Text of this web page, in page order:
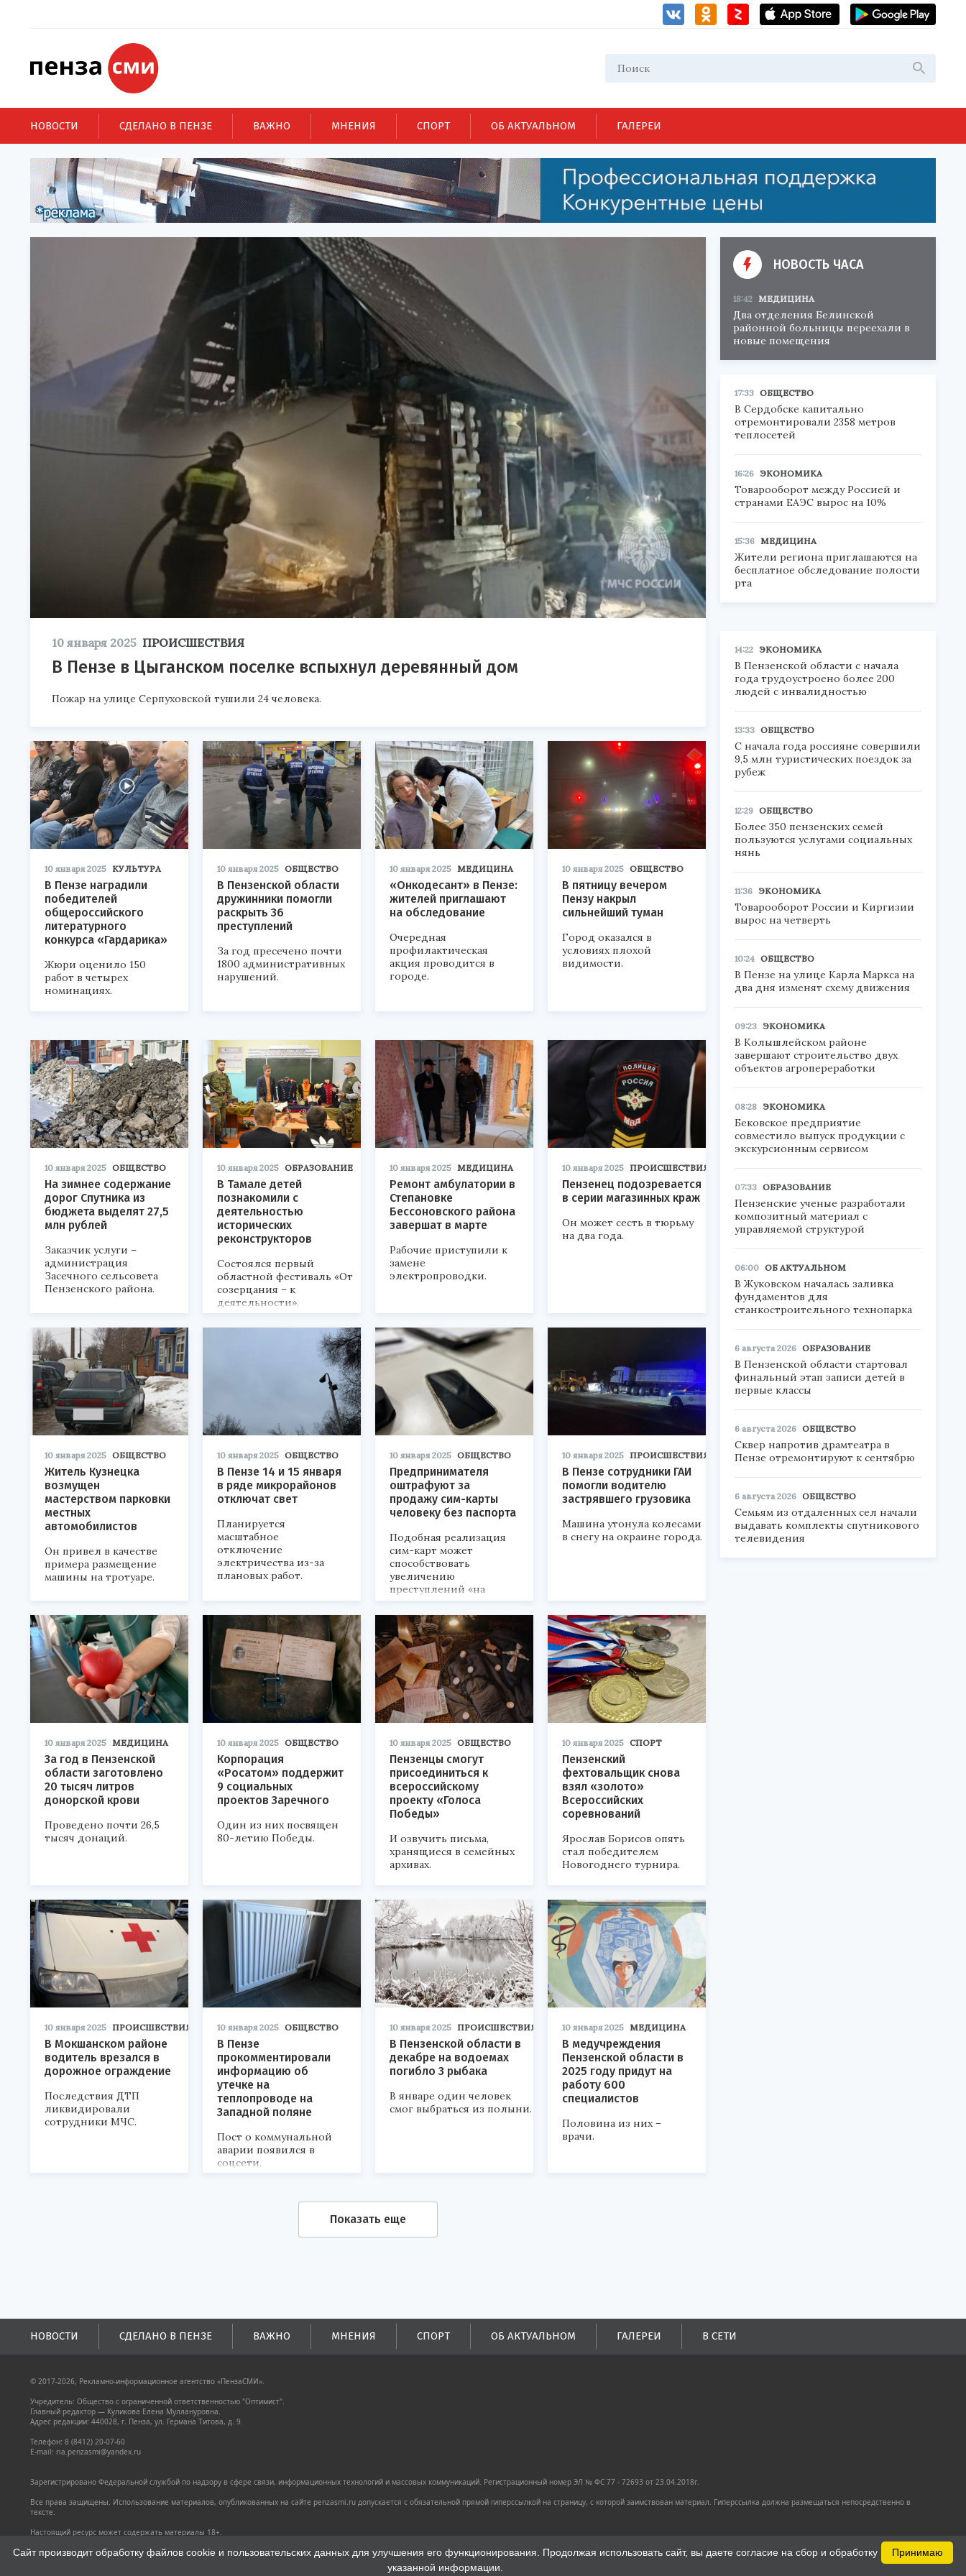
НОВОСТИ СДЕЛАНО В ПЕНЗЕ ВАЖНО МНЕНИЯ СПОРТ ОБ АКТУАЛЬНОМ ГАЛЕРЕИ
10 января 2025 ПРОИСШЕСТВИЯ
В Пензе в Цыганском поселке вспыхнул деревянный дом
Пожар на улице Серпуховской тушили 24 человека.
10 января 2025 КУЛЬТУРА
В Пензе наградили
победителей
общероссийского
литературного
конкурса «Гардарика»
Жюри оценило 150
работ в четырех
номинациях.
10 января 2025 ОБЩЕСТВО
В Пензенской области
дружинники помогли
раскрыть 36
преступлений
За год пресечено почти
1800 административных
нарушений.
10 января 2025 МЕДИЦИНА
«Онкодесант» в Пензе:
жителей приглашают
на обследование
Очередная
профилактическая
акция проводится в
городе.
10 января 2025 ОБЩЕСТВО
В пятницу вечером
Пензу накрыл
сильнейший туман
Город оказался в
условиях плохой
видимости.
10 января 2025 ОБЩЕСТВО
На зимнее содержание
дорог Спутника из
бюджета выделят 27,5
млн рублей
Заказчик услуги –
администрация
Засечного сельсовета
Пензенского района.
10 января 2025 ОБРАЗОВАНИЕ
В Тамале детей
познакомили с
деятельностью
исторических
реконструкторов
Состоялся первый
областной фестиваль «От
созерцания – к
деятельности».
10 января 2025 МЕДИЦИНА
Ремонт амбулатории в
Степановке
Бессоновского района
завершат в марте
Рабочие приступили к
замене
электропроводки.
10 января 2025 ПРОИСШЕСТВИЯ
Пензенец подозревается
в серии магазинных краж
Он может сесть в тюрьму
на два года.
10 января 2025 ОБЩЕСТВО
Житель Кузнецка
возмущен
мастерством парковки
местных
автомобилистов
Он привел в качестве
примера размещение
машины на тротуаре.
10 января 2025 ОБЩЕСТВО
В Пензе 14 и 15 января
в ряде микрорайонов
отключат свет
Планируется
масштабное
отключение
электричества из-за
плановых работ.
10 января 2025 ОБЩЕСТВО
Предпринимателя
оштрафуют за
продажу сим-карты
человеку без паспорта
Подобная реализация
сим-карт может
способствовать
увеличению
преступлений «на
удаленке».
10 января 2025 ПРОИСШЕСТВИЯ
В Пензе сотрудники ГАИ
помогли водителю
застрявшего грузовика
Машина утонула колесами
в снегу на окраине города.
10 января 2025 МЕДИЦИНА
За год в Пензенской
области заготовлено
20 тысяч литров
донорской крови
Проведено почти 26,5
тысяч донаций.
10 января 2025 ОБЩЕСТВО
Корпорация
«Росатом» поддержит
9 социальных
проектов Заречного
Один из них посвящен
80-летию Победы.
10 января 2025 ОБЩЕСТВО
Пензенцы смогут
присоединиться к
всероссийскому
проекту «Голоса
Победы»
И озвучить письма,
хранящиеся в семейных
архивах.
10 января 2025 СПОРТ
Пензенский
фехтовальщик снова
взял «золото»
Всероссийских
соревнований
Ярослав Борисов опять
стал победителем
Новогоднего турнира.
10 января 2025 ПРОИСШЕСТВИЯ
В Мокшанском районе
водитель врезался в
дорожное ограждение
Последствия ДТП
ликвидировали
сотрудники МЧС.
10 января 2025 ОБЩЕСТВО
В Пензе
прокомментировали
информацию об
утечке на
теплопроводе на
Западной поляне
Пост о коммунальной
аварии появился в
соцсети.
10 января 2025 ПРОИСШЕСТВИЯ
В Пензенской области в
декабре на водоемах
погибло 3 рыбака
В январе один человек
смог выбраться из полыни.
10 января 2025 МЕДИЦИНА
В медучреждения
Пензенской области в
2025 году придут на
работу 600
специалистов
Половина из них –
врачи.
Показать еще
НОВОСТЬ ЧАСА
18:42 МЕДИЦИНА
Два отделения Белинской
районной больницы переехали в
новые помещения
17:33 ОБЩЕСТВО
В Сердобске капитально
отремонтировали 2358 метров
теплосетей
16:26 ЭКОНОМИКА
Товарооборот между Россией и
странами ЕАЭС вырос на 10%
15:36 МЕДИЦИНА
Жители региона приглашаются на
бесплатное обследование полости
рта
14:22 ЭКОНОМИКА
В Пензенской области с начала
года трудоустроено более 200
людей с инвалидностью
13:33 ОБЩЕСТВО
С начала года россияне совершили
9,5 млн туристических поездок за
рубеж
12:29 ОБЩЕСТВО
Более 350 пензенских семей
пользуются услугами социальных
нянь
11:36 ЭКОНОМИКА
Товарооборот России и Киргизии
вырос на четверть
10:24 ОБЩЕСТВО
В Пензе на улице Карла Маркса на
два дня изменят схему движения
09:23 ЭКОНОМИКА
В Колышлейском районе
завершают строительство двух
объектов агропереработки
08:28 ЭКОНОМИКА
Бековское предприятие
совместило выпуск продукции с
экскурсионным сервисом
07:33 ОБРАЗОВАНИЕ
Пензенские ученые разработали
композитный материал с
управляемой структурой
06:00 ОБ АКТУАЛЬНОМ
В Жуковском началась заливка
фундаментов для
станкостроительного технопарка
6 августа 2026 ОБРАЗОВАНИЕ
В Пензенской области стартовал
финальный этап записи детей в
первые классы
6 августа 2026 ОБЩЕСТВО
Сквер напротив драмтеатра в
Пензе отремонтируют к сентябрю
6 августа 2026 ОБЩЕСТВО
Семьям из отдаленных сел начали
выдавать комплекты спутникового
телевидения
НОВОСТИ СДЕЛАНО В ПЕНЗЕ ВАЖНО МНЕНИЯ СПОРТ ОБ АКТУАЛЬНОМ ГАЛЕРЕИ В СЕТИ
© 2017-2026, Рекламно-информационное агентство «ПензаСМИ».
Учредитель: Общество с ограниченной ответственностью "Оптимист".
Главный редактор — Куликова Елена Муллануровна.
Адрес редакции: 440028, г. Пенза, ул. Германа Титова, д. 9.
Телефон: 8 (8412) 20-07-60
E-mail: ria.penzasmi@yandex.ru
Зарегистрировано Федеральной службой по надзору в сфере связи, информационных технологий и массовых коммуникаций. Регистрационный номер ЭЛ № ФС 77 - 72693 от 23.04.2018г.
Все права защищены. Использование материалов, опубликованных на сайте penzasmi.ru допускается с обязательной прямой гиперссылкой на страницу, с которой заимствован материал. Гиперссылка должна размещаться непосредственно в
тексте.
Настоящий ресурс может содержать материалы 18+.
Принимаю
Сайт производит обработку файлов cookie и пользовательских данных для улучшения его функционирования. Продолжая использовать сайт, вы даете согласие на сбор и обработку
указанной информации.